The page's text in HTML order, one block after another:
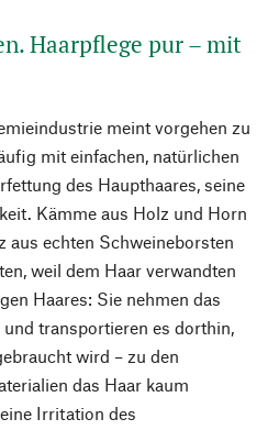
Haarpflege pur – mit
meint vorgehen zu
mit einfachen, natürlichen
des Haupthaares, seine
Kämme aus Holz und Horn
aus echten Schweineborsten
weil dem Haar verwandten
Haares: Sie nehmen das
transportieren es dorthin,
wird – zu den
das Haar kaum
Irritation des